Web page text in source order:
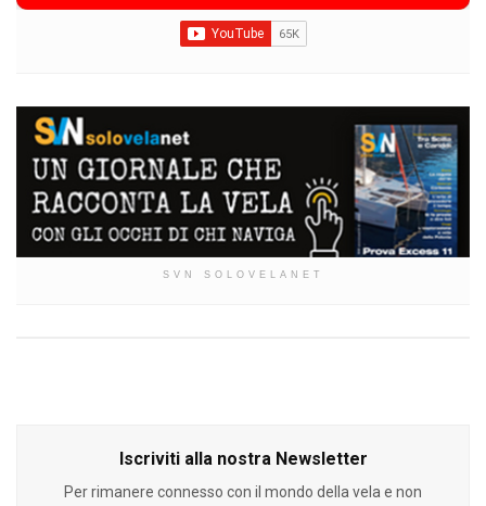
SVN SOLOVELANET
Iscriviti alla nostra Newsletter
Per rimanere connesso con il mondo della vela e non